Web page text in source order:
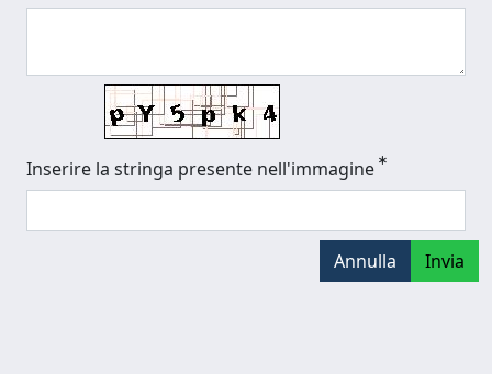
Inserire la stringa presente nell'immagine
Annulla Invia